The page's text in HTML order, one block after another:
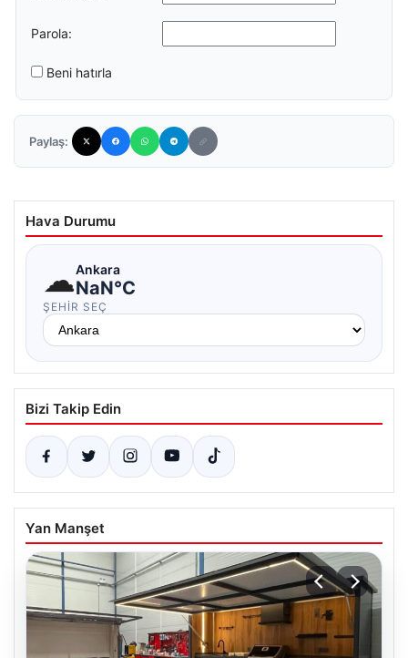
Parola:
Beni hatırla
Paylaş:
Hava Durumu
☁Ankara
NaN°C
ŞEHIR SEÇ
Bizi Takip Edin
Yan Manşet